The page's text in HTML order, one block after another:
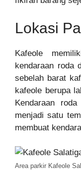
Lokasi
Kafeole
kendaraan roda
sebelah barat
kafeole berupa
Kendaraan
menjadi satu
membuat
Area parkir Kafeole